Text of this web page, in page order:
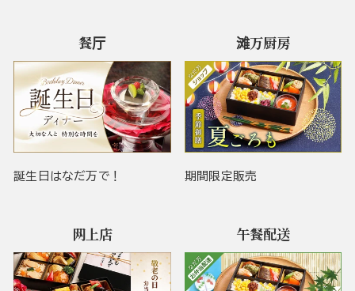
餐厅
誕生日はなだ万で！
滩万厨房
期間限定販売
网上店 午餐配送